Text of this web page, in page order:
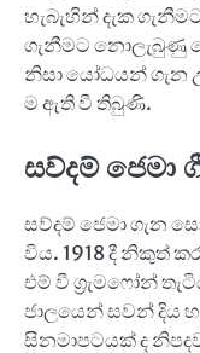
හැබැහින් දැක
ගැනීමට නොලැබුණු
නිසා යෝධයන් ගැන
ම ඇති වී තිබුණි.
සව්දම් ජෙමා
සව්දම් ජෙමා ගැන
විය. 1918 දී නිකුත්
එම් වී ග්‍රැමෆෝන්
ජාලයෙන් සවන් දිය
සිනමාපටයක් ද